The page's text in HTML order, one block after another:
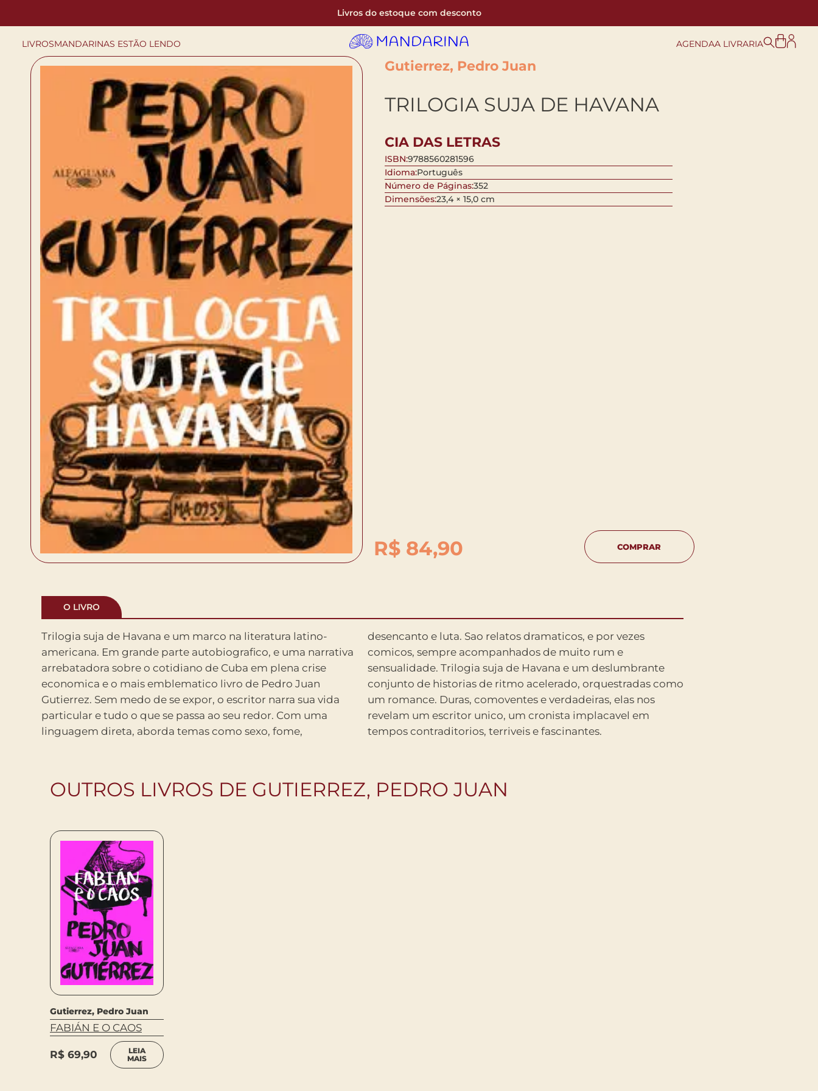
Livros do estoque com desconto
LIVROSMANDARINAS ESTÃO LENDO AGENDAA LIVRARIA
Gutierrez, Pedro Juan
TRILOGIA SUJA DE HAVANA
CIA DAS LETRAS
ISBN:9788560281596
Idioma:Português
Número de Páginas:352
Dimensões:23,4 × 15,0 cm
R$84,90 COMPRAR
O LIVRO
Trilogia suja de Havana e um marco na literatura latino-
americana. Em grande parte autobiografico, e uma narrativa
arrebatadora sobre o cotidiano de Cuba em plena crise
economica e o mais emblematico livro de Pedro Juan
Gutierrez. Sem medo de se expor, o escritor narra sua vida
particular e tudo o que se passa ao seu redor. Com uma
linguagem direta, aborda temas como sexo, fome,
desencanto e luta. Sao relatos dramaticos, e por vezes
comicos, sempre acompanhados de muito rum e
sensualidade. Trilogia suja de Havana e um deslumbrante
conjunto de historias de ritmo acelerado, orquestradas como
um romance. Duras, comoventes e verdadeiras, elas nos
revelam um escritor unico, um cronista implacavel em
tempos contraditorios, terriveis e fascinantes.
OUTROS LIVROS DE GUTIERREZ, PEDRO JUAN
Gutierrez, Pedro Juan
FABIÁN E O CAOS
R$ 69,90
LEIA
MAIS